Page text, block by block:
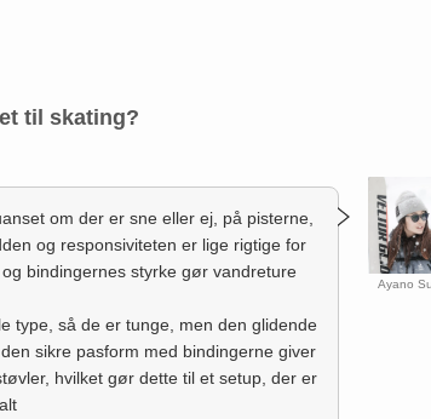
til skating?
Ayano
om der er sne eller ej, på pisterne,
og responsiviteten er lige rigtige for
bindingernes styrke gør vandreture
type, så de er tunge, men den glidende
sikre pasform med bindingerne giver
hvilket gør dette til et setup, der er